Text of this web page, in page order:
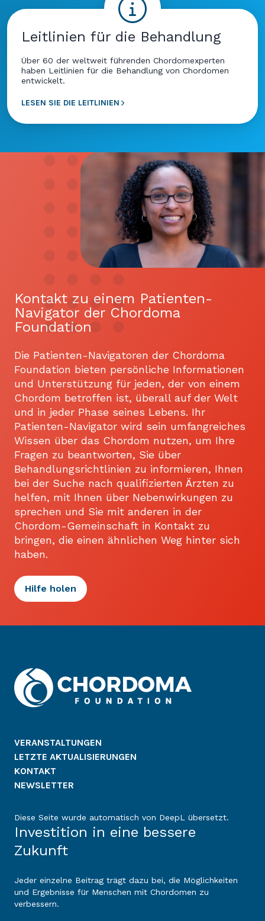
Leitlinien für die Behandlung
Über 60 der weltweit führenden Chordomexperten
haben Leitlinien für die Behandlung von Chordomen
entwickelt.
LESEN SIE DIE LEITLINIEN
Kontakt zu einem Patienten-
Navigator der Chordoma
Foundation
Die Patienten-Navigatoren der Chordoma
Foundation bieten persönliche Informationen
und Unterstützung für jeden, der von einem
Chordom betroffen ist, überall auf der Welt
und in jeder Phase seines Lebens. Ihr
Patienten-Navigator wird sein umfangreiches
Wissen über das Chordom nutzen, um Ihre
Fragen zu beantworten, Sie über
Behandlungsrichtlinien zu informieren, Ihnen
bei der Suche nach qualifizierten Ärzten zu
helfen, mit Ihnen über Nebenwirkungen zu
sprechen und Sie mit anderen in der
Chordom-Gemeinschaft in Kontakt zu
bringen, die einen ähnlichen Weg hinter sich
haben.
Hilfe holen
VERANSTALTUNGEN
LETZTE AKTUALISIERUNGEN
KONTAKT
NEWSLETTER
Diese Seite wurde automatisch von DeepL übersetzt.
Investition in eine bessere
Zukunft
Jeder einzelne Beitrag trägt dazu bei, die Möglichkeiten
und Ergebnisse für Menschen mit Chordomen zu
verbessern.